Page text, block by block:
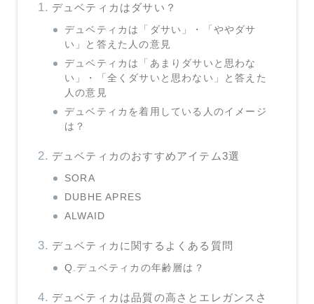
デュベティカはダサい？
デュベティカは「ダサい」・「ややダサ
い」と答えた人の意見
デュベティカは「あまりダサいと思わな
い」・「全くダサいと思わない」と答えた
人の意見
デュベティカを着用している人のイメージ
は？
デュベティカのおすすめアイテム3選
SORA
DUBHE APRES
ALWAID
デュベティカに関するよくある質問
Q.デュベティカの年齢層は？
デュベティカは品質の高さとエレガンスさ